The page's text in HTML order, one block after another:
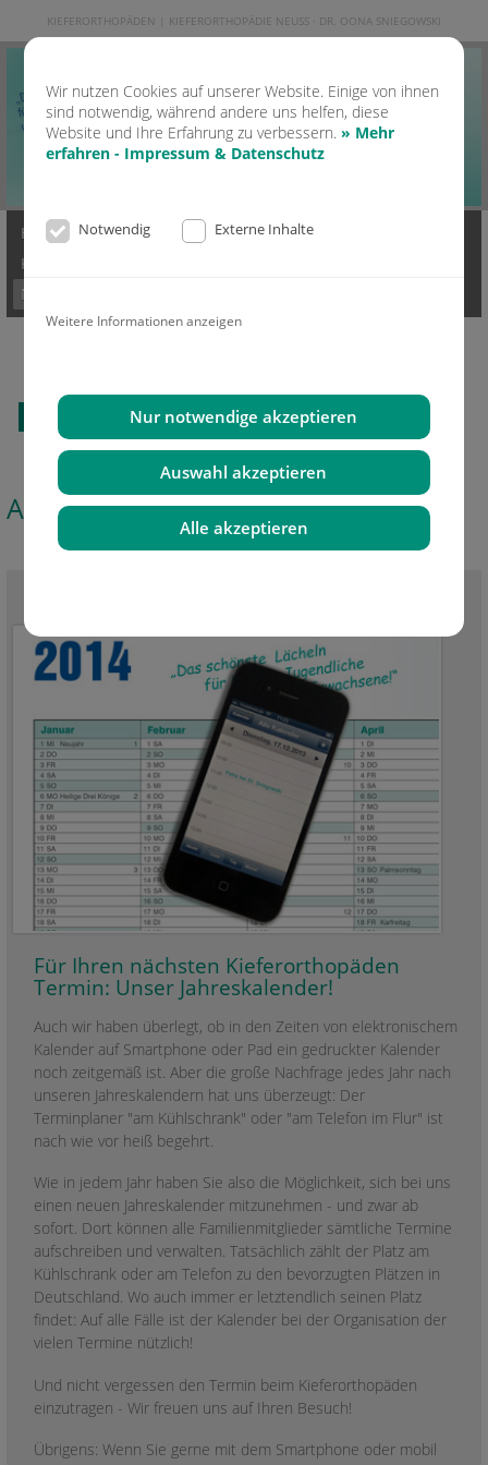
Wir nutzen Cookies auf unserer Website. Einige von ihnen
sind notwendig, während andere uns helfen, diese
Website und Ihre Erfahrung zu verbessern.» Mehr
erfahren - Impressum & Datenschutz
Notwendig Externe Inhalte
Weitere Informationen anzeigen
Nur notwendige akzeptieren
Auswahl akzeptieren
Alle akzeptieren
KIEFERORTHOPÄDEN | KIEFERORTHOPÄDIE NEUSS · DR. OONA SNIEGOWSKI
Home Kontakt
Ästhetik & Lachen
KFO Erwachsene
News
Alle News lesen
Aktuelle News
Für Ihren nächsten Kieferorthopäden
Termin: Unser Jahreskalender!
Auch wir haben überlegt, ob in den Zeiten von elektronischem
Kalender auf Smartphone oder Pad ein gedruckter Kalender
noch zeitgemäß ist. Aber die große Nachfrage jedes Jahr nach
unseren Jahreskalendern hat uns überzeugt: Der
Terminplaner "am Kühlschrank" oder "am Telefon im Flur" ist
nach wie vor heiß begehrt.
Wie in jedem Jahr haben Sie also die Möglichkeit, sich bei uns
einen neuen Jahreskalender mitzunehmen - und zwar ab
sofort. Dort können alle Familienmitglieder sämtliche Termine
aufschreiben und verwalten. Tatsächlich zählt der Platz am
Kühlschrank oder am Telefon zu den bevorzugten Plätzen in
Deutschland. Wo auch immer er letztendlich seinen Platz
findet: Auf alle Fälle ist der Kalender bei der Organisation der
vielen Termine nützlich!
Und nicht vergessen den Termin beim Kieferorthopäden
einzutragen - Wir freuen uns auf Ihren Besuch!
Übrigens: Wenn Sie gerne mit dem Smartphone oder mobil